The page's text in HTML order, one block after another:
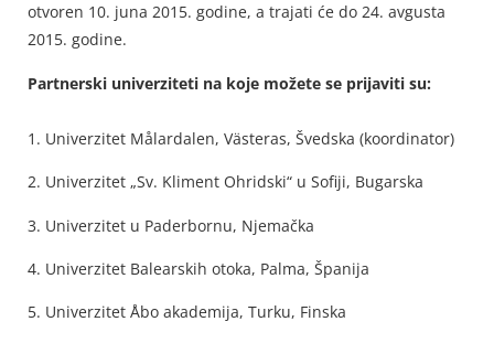
otvoren 10. juna 2015. godine, a trajati će do 24. avgusta
2015. godine.
Partnerski univerziteti na koje možete se prijaviti su:
1. Univerzitet Målardalen, Västeras, Švedska (koordinator)
2. Univerzitet „Sv. Kliment Ohridski“ u Sofiji, Bugarska
3. Univerzitet u Paderbornu, Njemačka
4. Univerzitet Balearskih otoka, Palma, Španija
5. Univerzitet Åbo akademija, Turku, Finska